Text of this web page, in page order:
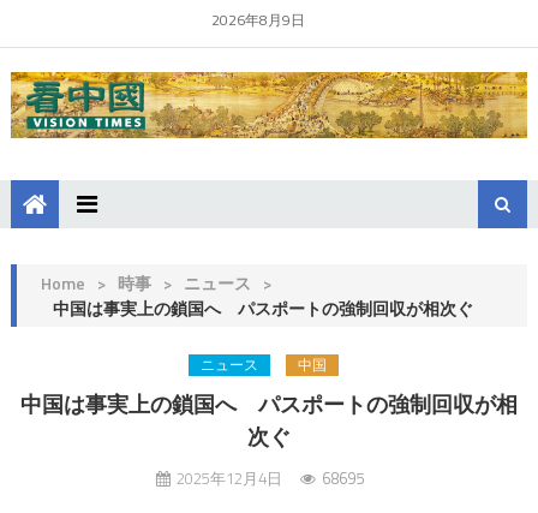
2026年8月9日
Home > 時事 > ニュース >
中国は事実上の鎖国へ パスポートの強制回収が相次ぐ
ニュース 中国
中国は事実上の鎖国へ パスポートの強制回収が相
次ぐ
2025年12月4日 68695